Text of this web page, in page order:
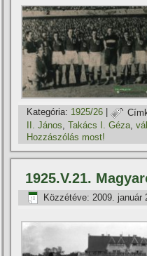
Kategória: 1925/26 |
II. János ,Takács I. Géza ,
Hozzászólás most!
1925.V.21.
Közzétéve: 2009. január